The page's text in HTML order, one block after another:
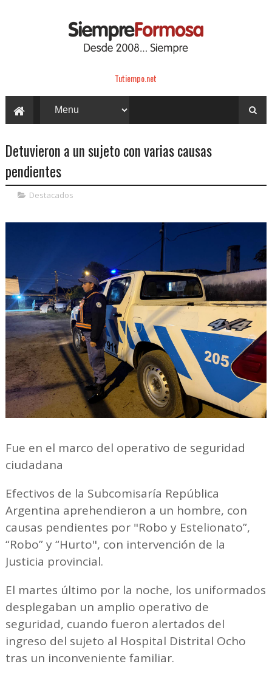
Tutiempo.net
Detuvieron a un sujeto con varias causas
pendientes
Destacados
Fue en el marco del operativo de seguridad
ciudadana
Efectivos de la Subcomisaría República
Argentina aprehendieron a un hombre, con
causas pendientes por "Robo y Estelionato”,
“Robo” y “Hurto", con intervención de la
Justicia provincial.
El martes último por la noche, los uniformados
desplegaban un amplio operativo de
seguridad, cuando fueron alertados del
ingreso del sujeto al Hospital Distrital Ocho
tras un inconveniente familiar.